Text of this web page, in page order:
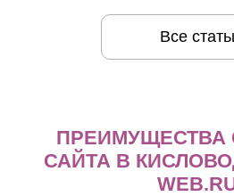
Все
ПРЕИМУЩЕСТВА
САЙТА В